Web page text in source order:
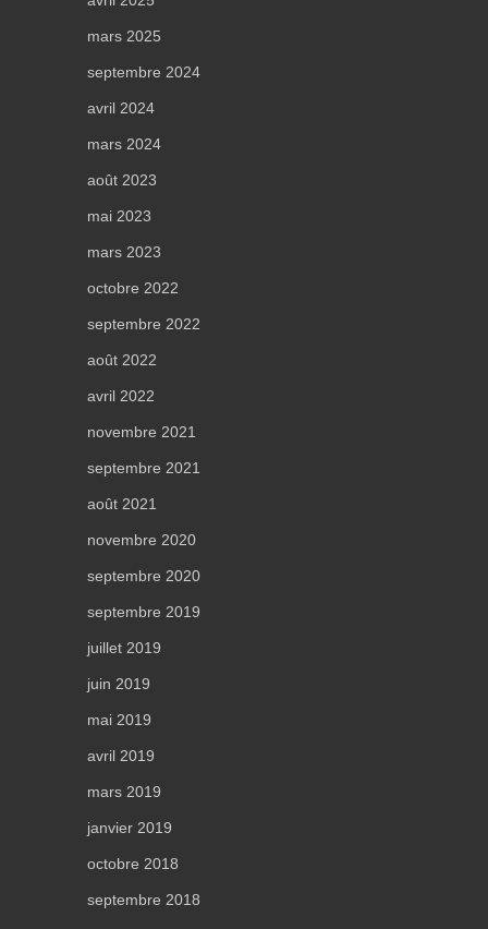
mars 2025
septembre 2024
avril 2024
mars 2024
août 2023
mai 2023
mars 2023
octobre 2022
septembre 2022
août 2022
avril 2022
novembre 2021
septembre 2021
août 2021
novembre 2020
septembre 2020
septembre 2019
juillet 2019
juin 2019
mai 2019
avril 2019
mars 2019
janvier 2019
octobre 2018
septembre 2018